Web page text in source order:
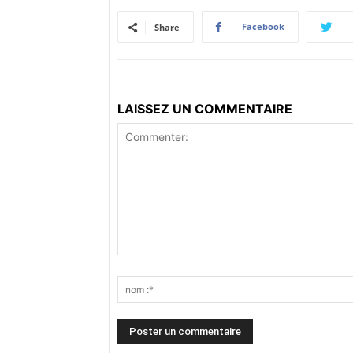
Share Facebook
LAISSEZ UN COMMENTAIRE